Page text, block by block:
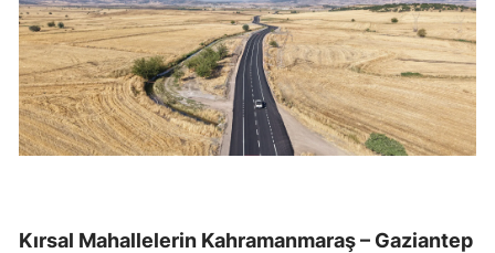
Kırsal Mahallelerin Kahramanmaraş – Gaziantep